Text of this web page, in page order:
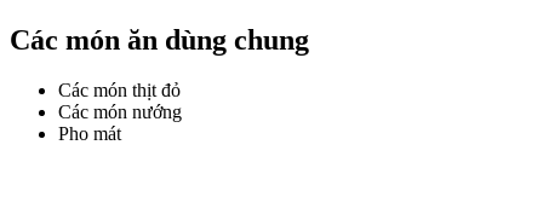
Các món ăn dùng chung
Các món thịt đỏ
Các món nướng
Pho mát